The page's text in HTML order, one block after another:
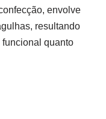
envolve
resultando
funcional quanto